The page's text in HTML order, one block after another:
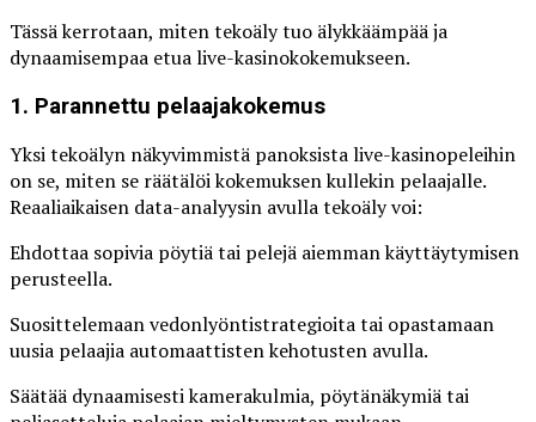
Tässä kerrotaan, miten tekoäly tuo älykkäämpää ja
dynaamisempaa etua live-kasinokokemukseen.
1. Parannettu pelaajakokemus
Yksi tekoälyn näkyvimmistä panoksista live-kasinopeleihin
on se, miten se räätälöi kokemuksen kullekin pelaajalle.
Reaaliaikaisen data-analyysin avulla tekoäly voi:
Ehdottaa sopivia pöytiä tai pelejä aiemman käyttäytymisen
perusteella.
Suosittelemaan vedonlyöntistrategioita tai opastamaan
uusia pelaajia automaattisten kehotusten avulla.
Säätää dynaamisesti kamerakulmia, pöytänäkymiä tai